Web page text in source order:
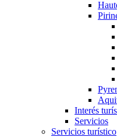
Interés
Servicios
Servicios turístico